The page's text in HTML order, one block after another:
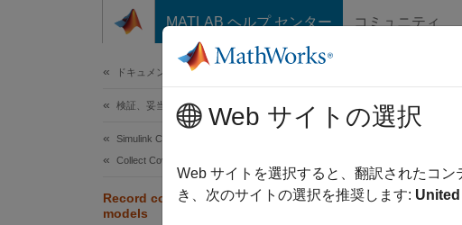
コンテンツへスキップ
MATLAB ヘルプ センター コミュニティ
ドキュメンテーションのホーム
検証、妥当性確認、テスト
Simulink Coverage
Collect Coverage for Models
Record coverage for referenced
models
Record
Analyze
Web サイトの選択
Web サイトを選択すると、翻訳されたコ
き、次のサイトの選択を推奨します: